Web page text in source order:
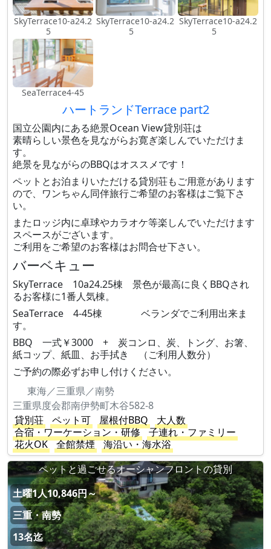
SkyTerrace10-a24.2
5
SkyTerrace10-a24.2
5
SkyTerrace10-a24.2
5
SeaTerrace4-45
ハートランドTerrace part2
国立公園内にある絶景Ocean View貸別荘は
素晴らしい景色を見ながらお寛ぎ楽しんでいただけま
す。
絶景を見ながらのBBQはオススメです！
ペットとお泊まりいただける貸別荘もご用意があります
ので、ワンちゃん同伴旅行ご希望のお客様はご覧下さ
い。
またロッジ内に卓球やカラオケ等楽しんでいただけます
スペースがございます。
ご利用をご希望のお客様はお問合せ下さい。
バーベキュー
SkyTerrace 10a24.25棟 景色が最高に良くBBQされ
るお客様に1番人気棟。
SeaTerrace 4-45棟 ベランダでご利用出来ま
す。
BBQ 一式￥3000 + 炭コンロ、炭、トング、お箸、
紙コップ、紙皿、お手拭き （ご利用人数分）
ご予約の際必ずお申し付けください。
東海／三重県／南勢
三重県度会郡南伊勢町木谷582-8
貸別荘
ペット可 屋根付BBQ
大人数
合宿・ワーケーション・研修
子連れ・ファミリー
花火OK
全館禁煙
海沿い・海水浴
ペットと過ごせるオーシャンフロントの貸別
土曜1人10,846円～
三重・南勢
13名迄